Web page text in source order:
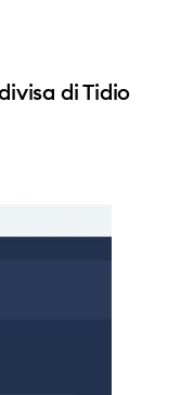
di Tidio